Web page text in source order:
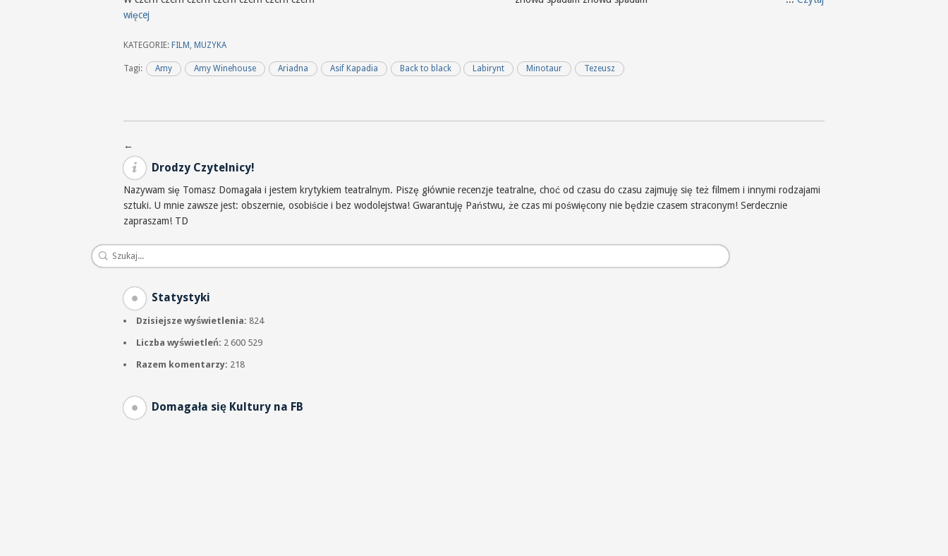
więcej
KATEGORIE: FILM MUZYKA
Tagi: Amy Amy Winehouse Ariadna Asif Kapadia Back to black Labirynt Minotaur Tezeusz
Nawigacja po wpisach
←
Drodzy Czytelnicy!
Nazywam się Tomasz Domagała i jestem krytykiem teatralnym. Piszę głównie recenzje teatralne, choć od czasu do czasu zajmuję się też filmem i innymi rodzajami
sztuki. U mnie zawsze jest: obszernie, osobiście i bez wodolejstwa! Gwarantuję Państwu, że czas mi poświęcony nie będzie czasem straconym! Serdecznie
zapraszam! TD
Statystyki
Dzisiejsze wyświetlenia: 824
Liczba wyświetleń: 2 600 529
Razem komentarzy: 218
Domagała się Kultury na FB